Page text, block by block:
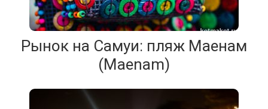
Рынок на Самуи: пляж Маенам
(Maenam)